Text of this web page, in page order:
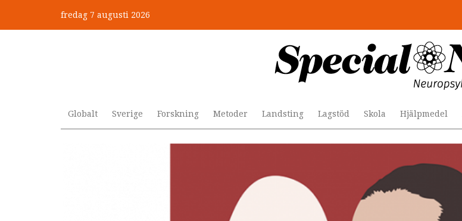
huvudinnehåll
fredag 7 augusti 2026
Globalt Sverige Forskning Metoder Landsting Lagstöd Skola Hjälpmedel
”Jobbet gick bra – just därför togs stödet bort”